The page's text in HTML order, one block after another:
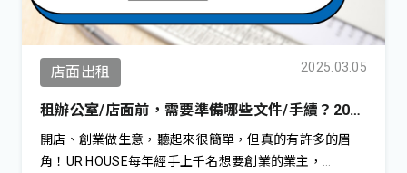
店面出租 2025.03.05
租辦公室/店面前，需要準備哪些文件/手續？2025
最新版
開店、創業做生意，聽起來很簡單，但真的有許多的眉
角！UR HOUSE每年經手上千名想要創業的業主，